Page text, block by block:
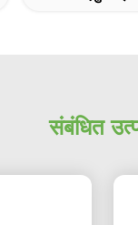
संबंधित